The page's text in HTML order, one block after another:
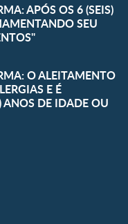
APÓS OS 6 (SEIS)
SEU
O ALEITAMENTO
E É
ANOS DE IDADE OU